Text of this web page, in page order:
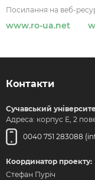
Посилання на веб-
www.ro-ua.net
Контакти
Сучавський
Адреса: корпус Е, 2
0040 751 283088
Координатор проекту:
Стефан Пуріч